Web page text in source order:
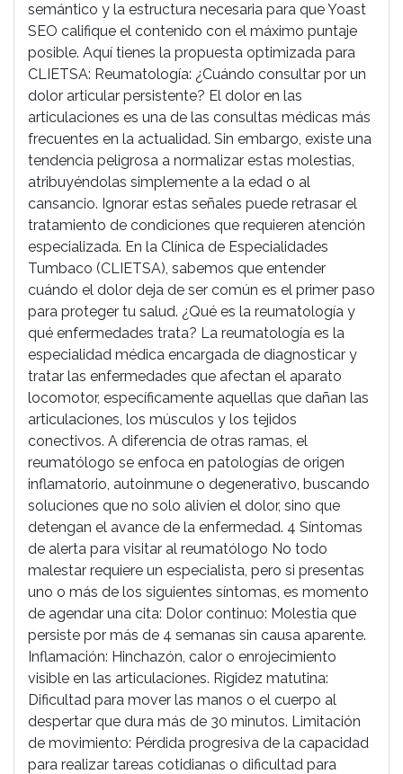
semántico y la estructura necesaria para que Yoast
SEO califique el contenido con el máximo puntaje
posible. Aquí tienes la propuesta optimizada para
CLIETSA: Reumatología: ¿Cuándo consultar por un
dolor articular persistente? El dolor en las
articulaciones es una de las consultas médicas más
frecuentes en la actualidad. Sin embargo, existe una
tendencia peligrosa a normalizar estas molestias,
atribuyéndolas simplemente a la edad o al
cansancio. Ignorar estas señales puede retrasar el
tratamiento de condiciones que requieren atención
especializada. En la Clínica de Especialidades
Tumbaco (CLIETSA), sabemos que entender
cuándo el dolor deja de ser común es el primer paso
para proteger tu salud. ¿Qué es la reumatología y
qué enfermedades trata? La reumatología es la
especialidad médica encargada de diagnosticar y
tratar las enfermedades que afectan el aparato
locomotor, específicamente aquellas que dañan las
articulaciones, los músculos y los tejidos
conectivos. A diferencia de otras ramas, el
reumatólogo se enfoca en patologías de origen
inflamatorio, autoinmune o degenerativo, buscando
soluciones que no solo alivien el dolor, sino que
detengan el avance de la enfermedad. 4 Síntomas
de alerta para visitar al reumatólogo No todo
malestar requiere un especialista, pero si presentas
uno o más de los siguientes síntomas, es momento
de agendar una cita: Dolor continuo: Molestia que
persiste por más de 4 semanas sin causa aparente.
Inflamación: Hinchazón, calor o enrojecimiento
visible en las articulaciones. Rigidez matutina:
Dificultad para mover las manos o el cuerpo al
despertar que dura más de 30 minutos. Limitación
de movimiento: Pérdida progresiva de la capacidad
para realizar tareas cotidianas o dificultad para